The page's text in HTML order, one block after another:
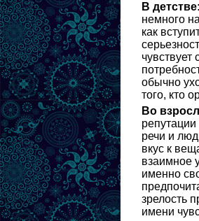
В детстве:
немного
как
обычно
того, кто
Во
речи и
вкус к
взаимное
именно
зрелость
имени